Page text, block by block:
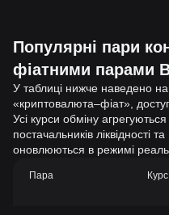
Популярні пари
фіатними парами
У таблиці нижче наведено
«криптовалюта–фіат»,
Усі курси обміну агрегуються
постачальників ліквідності
оновлюються в режимі
Пара